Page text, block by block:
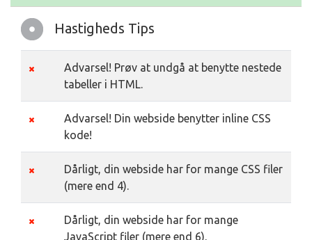
Hastigheds Tips
Advarsel! Prøv at undgå at benytte nestede
tabeller i HTML.
Advarsel! Din webside benytter inline CSS
kode!
Dårligt, din webside har for mange CSS filer
(mere end 4).
Dårligt, din webside har for mange
JavaScript filer (mere end 6).